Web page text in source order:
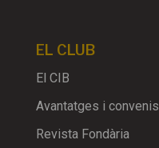
EL CLUB
El CIB
Avantatges i convenis
Revista Fondària